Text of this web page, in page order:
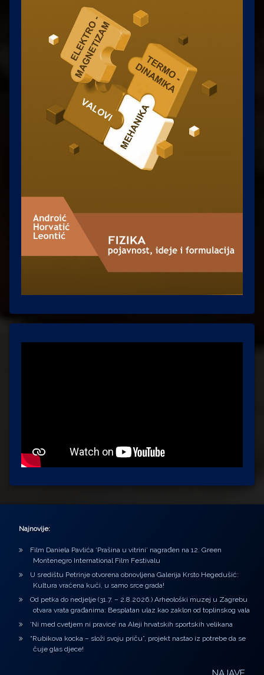
Najnovije:
Film Daniela Pavlića ‘Prašina u vitrini’ nagrađen na 12. Green
Montenegro International Film Festivalu
U središtu Petrinje otvorena obnovljena Galerija Krsto Hegedušić:
Kultura vraćena kući, u samo srce grada!
Od petka do nedjelje (31.7. – 2.8.2026.) Arheološki muzej u Zagrebu
otvara vrata građanima: Besplatan ulaz kao zaklon od toplinskog vala
‘Ni med cvetjem ni pravice’ na Aleji hrvatskih sportskih velikana
“Rubikova kocka – složi svoju priču”, projekt nastao iz potrebe da se
čuje glas djece!